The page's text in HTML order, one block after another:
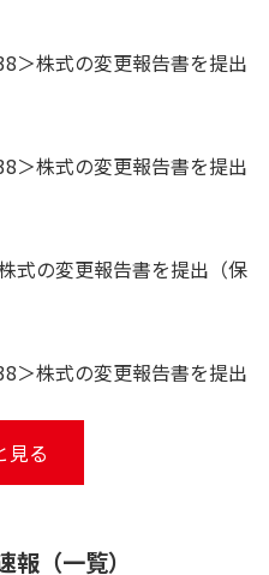
＞株式の変更報告書を提出
＞株式の変更報告書を提出
式の変更報告書を提出（保
＞株式の変更報告書を提出
見る
（一覧）